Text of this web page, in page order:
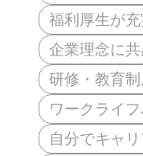
福利厚生が
企業理念に
研修・教育
ワークライ
自分でキャ